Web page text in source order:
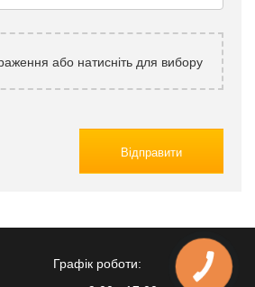
або натисніть для вибору
Відправити
Графік роботи:
КНОПКА
ЗВ'ЯЗКУ